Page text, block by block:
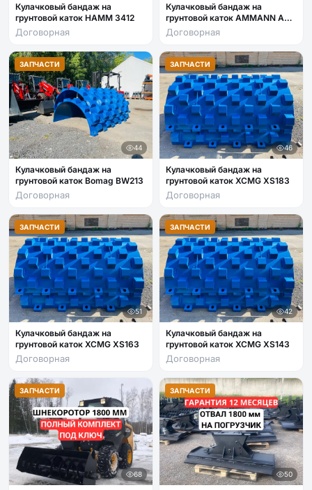
Кулачковый бандаж на
грунтовой каток HAMM 3412
Договорная
Кулачковый бандаж на
грунтовой каток AMMANN ASC
150D
Договорная
ЗАПЧАСТИ
44
Кулачковый бандаж на
грунтовой каток Bomag BW213
Договорная
ЗАПЧАСТИ
46
Кулачковый бандаж на
грунтовой каток XCMG XS183
Договорная
ЗАПЧАСТИ
51
Кулачковый бандаж на
грунтовой каток XCMG XS163
Договорная
ЗАПЧАСТИ
42
Кулачковый бандаж на
грунтовой каток XCMG XS143
Договорная
ЗАПЧАСТИ
68
ЗАПЧАСТИ
50